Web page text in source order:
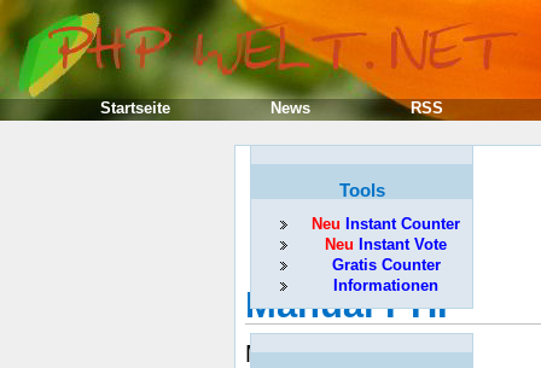
Manuál PHP
Mehdi Achour
Tools
Neu Instant Counter
Neu Instant Vote
Gratis Counter
Informationen
Startseite News RSS